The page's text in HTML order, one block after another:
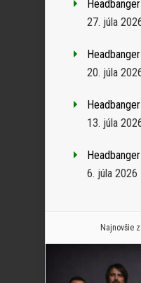
27. júla
20. júla
13. júla
6. júla 2026
Najnovšie